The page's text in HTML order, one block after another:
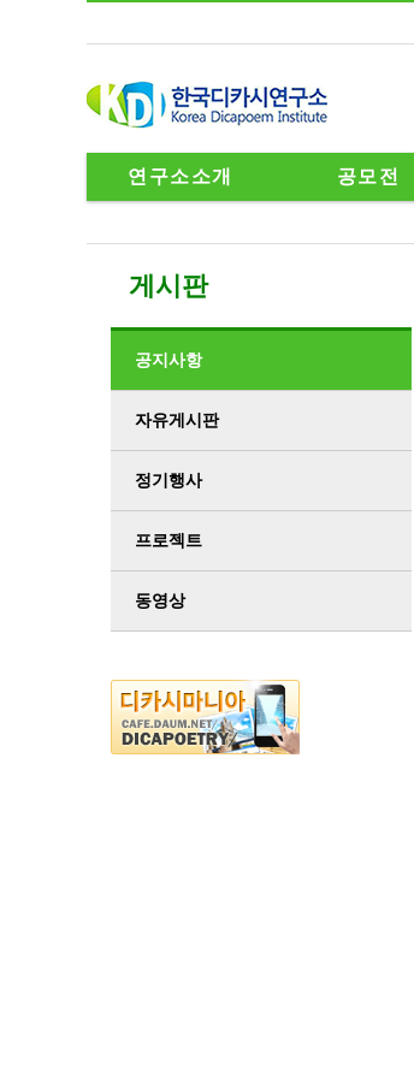
연구소소개 공모전
게시판
공지사항
자유게시판
정기행사
프로젝트
동영상